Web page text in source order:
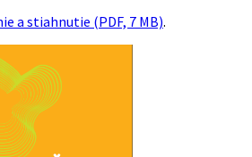
a stiahnutie (PDF, 7 MB).